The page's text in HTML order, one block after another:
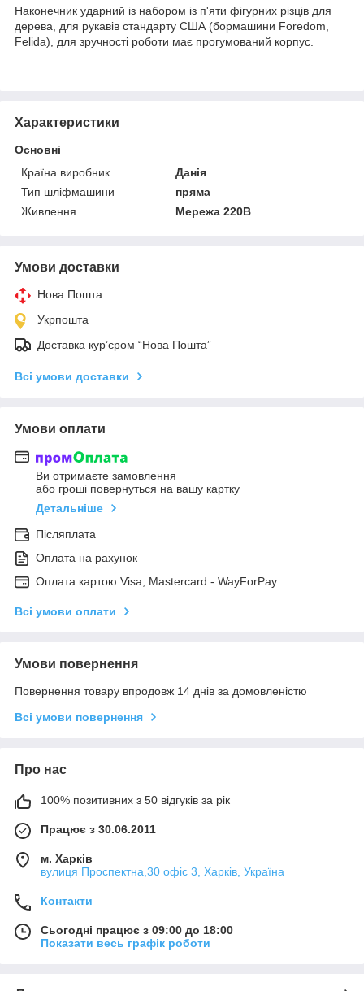
Наконечник ударний із набором із п'яти фігурних різців для
дерева, для рукавів стандарту США (бормашини Foredom,
Felida), для зручності роботи має прогумований корпус.
Характеристики
Основні
Країна виробник
Данія
Тип шліфмашини
пряма
Живлення
Мережа 220В
Умови доставки
Нова Пошта
Укрпошта
Доставка кур’єром “Нова Пошта”
Всі умови доставки
Умови оплати
Ви отримаєте замовлення
або гроші повернуться на вашу картку
Детальніше
Післяплата
Оплата на рахунок
Оплата картою Visa, Mastercard - WayForPay
Всі умови оплати
Умови повернення
Повернення товару впродовж 14 днів за домовленістю
Всі умови повернення
Про нас
100% позитивних з 50 відгуків за рік
Працює з 30.06.2011
м. Харків
вулиця Проспектна,30 офіс 3, Харків, Україна
Контакти
Сьогодні працює з 09:00 до 18:00
Показати весь графік роботи